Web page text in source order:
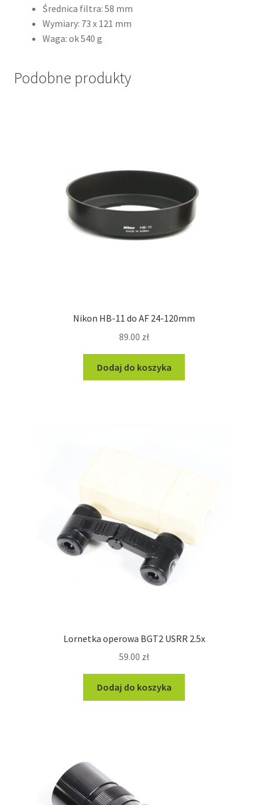
Średnica filtra: 58 mm
Wymiary: 73 x 121 mm
Waga: ok 540 g
Podobne produkty
Nikon HB-11 do AF 24-120mm
89.00 zł
Dodaj do koszyka
Lornetka operowa BGT2 USRR 2.5x
59.00 zł
Dodaj do koszyka